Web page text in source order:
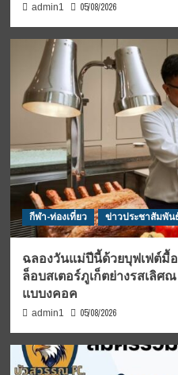
admin1 05/08/2026
กีฬา-ท่องเที่ยว ข่าวประชาสัมพัน
ฉลองวันแม่ปีนี้ด้วยบุฟเฟต์มื้
ล็อบสเตอร์ภูเก็ตย่างรสเลิศ
แบบงคอค
admin1 05/08/2026